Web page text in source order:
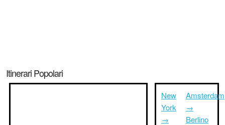
Itinerari Popolari
New
York
→
Amsterdam
→
Berlino